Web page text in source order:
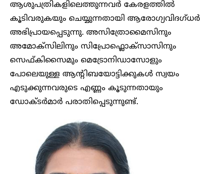
ആശുപത്രികളിലെത്തുന്നവർ കേരളത്തിൽ
കൂടിവരുകയും ചെയ്യുന്നതായി ആരോ​ഗ്യവിദ​ഗ്ധർ
അഭിപ്രായപ്പെടുന്നു. അസിത്രോമൈസിനും
അമോക്സിലിനും സിപ്രോഫ്ലൊക്സാസിനും
സെഫ്കിസൈമും മെട്രോനിഡാസോളും
പോലെയുള്ള ആന്റിബയോട്ടിക്കുകൾ സ്വയം
എടുക്കുന്നവരുടെ എണ്ണം കൂടുന്നതായും
ഡോക്ടർമാർ പരാതിപ്പെടുന്നുണ്ട്.